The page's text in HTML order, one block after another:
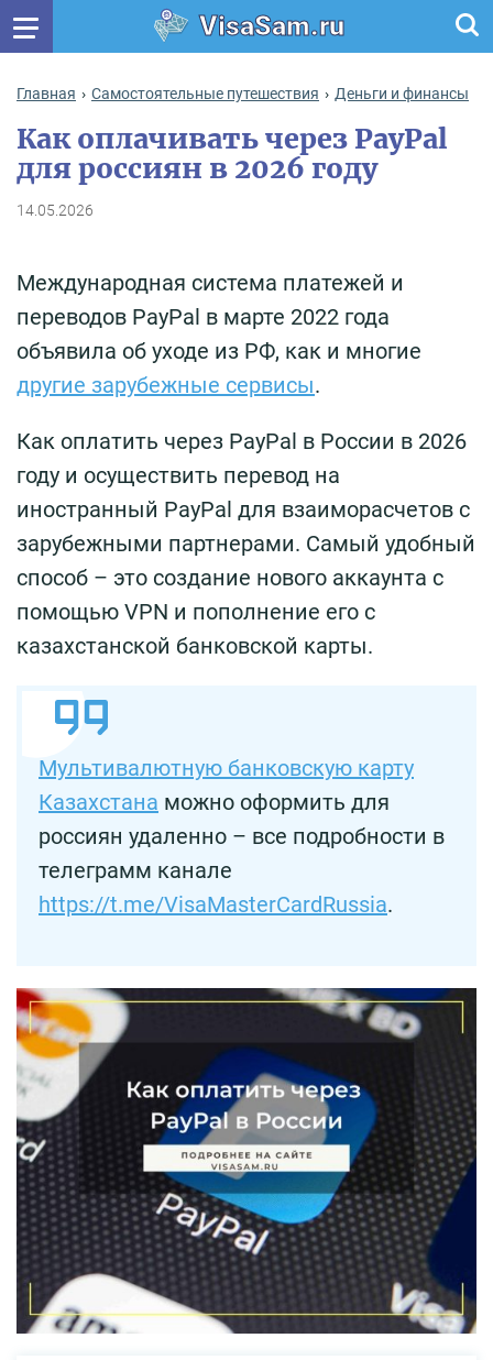
VisaSam.ru
Главная Самостоятельные путешествия Деньги и финансы
Как оплачивать через PayPal
для россиян в 2026 году
14.05.2026
Международная система платежей и
переводов PayPal в марте 2022 года
объявила об уходе из РФ, как и многие
другие зарубежные сервисы.
Как оплатить через PayPal в России в 2026
году и осуществить перевод на
иностранный PayPal для взаиморасчетов с
зарубежными партнерами. Самый удобный
способ – это создание нового аккаунта с
помощью VPN и пополнение его с
казахстанской банковской карты.
Мультивалютную банковскую карту
Казахстана можно oформить для
россиян удаленно – все подробности в
телеграмм канале
https://t.me/VisaMasterCardRussia.